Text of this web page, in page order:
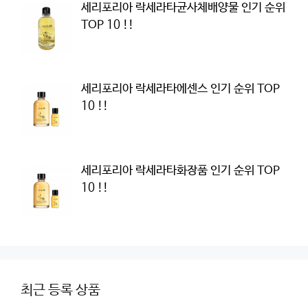
세리포리아 락세라타균사체배양물 인기 순위
TOP 10 !!
세리포리아 락세라타에센스 인기 순위 TOP
10 !!
세리포리아 락세라타화장품 인기 순위 TOP
10 !!
최근 등록 상품